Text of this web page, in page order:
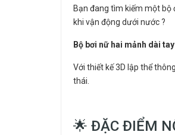
Bạn đang tìm kiếm một bộ
khi vận động dưới nước ?
Bộ bơi nữ hai mảnh dài
Với thiết kế 3D lập thể
thái.
🌟 ĐẶC ĐIỂM